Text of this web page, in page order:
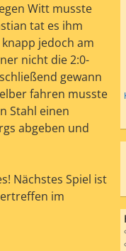
Witt musste
tat es ihm
jedoch am
nicht die 2:0-
gewann
fahren musste
Stahl einen
abgeben und
Nächstes Spiel ist
im